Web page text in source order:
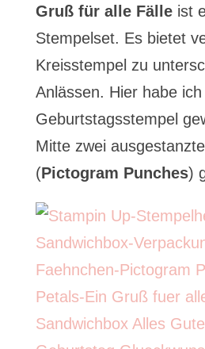
Gruß für alle Fälleist
Stempelset. Es bietet
Kreisstempel zu
Anlässen. Hier habe ich
Geburtstagsstempel
Mitte zwei
(Pictogram Punches)